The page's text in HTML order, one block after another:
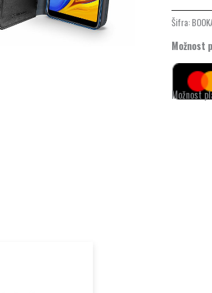
Šifra:
Možnost
Možnost